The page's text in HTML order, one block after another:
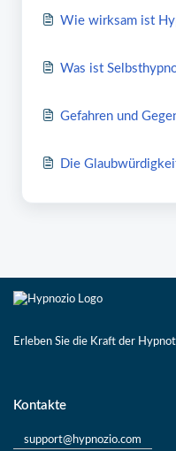
Wie wirksam ist
Was ist
Gefahren und
Die
Erleben Sie die Kraft der
Kontakte
support@hypnozio.com